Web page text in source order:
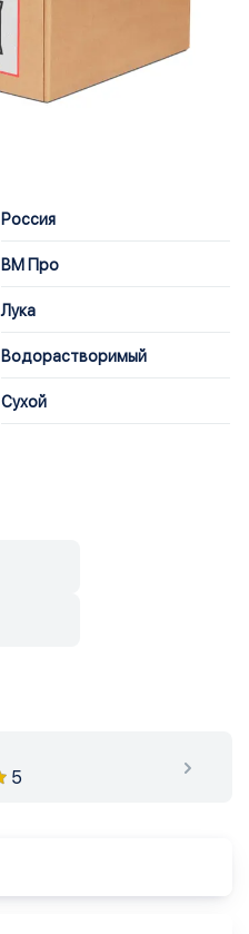
Россия
ВМ Про
Лука
Водорастворимый
Сухой
5